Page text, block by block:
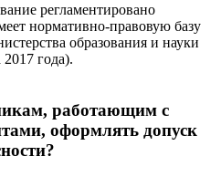
регламентировано
нормативно-правовую базу
образования и науки
года).
работающим с
оформлять допуск